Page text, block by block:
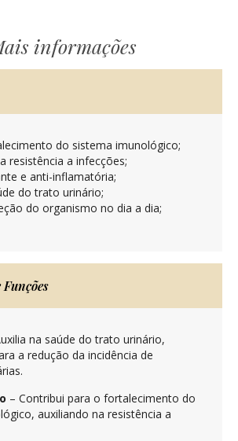
informações
do sistema imunológico;
resistência a infecções;
e anti-inflamatória;
do trato urinário;
do organismo no dia a dia;
Funções
na saúde do trato urinário,
a redução da incidência de
– Contribui para o fortalecimento do
auxiliando na resistência a